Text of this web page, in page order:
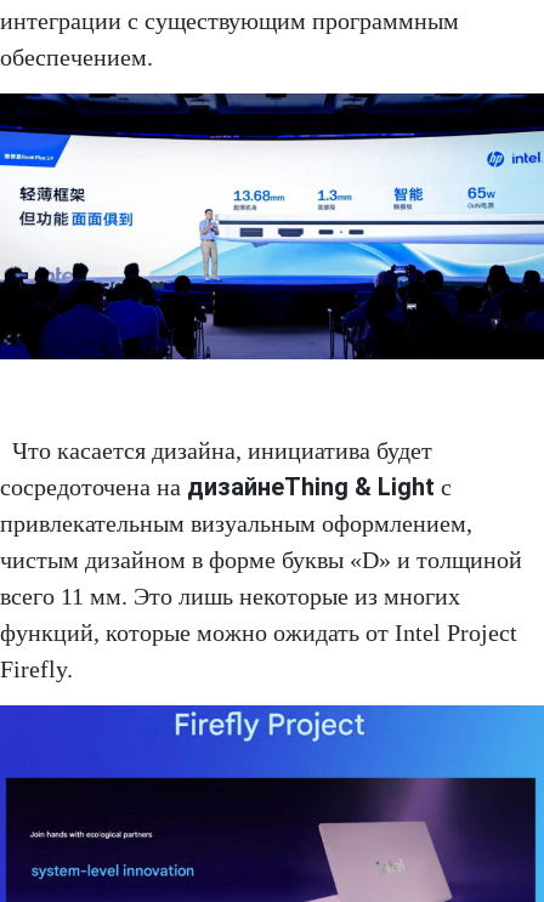
интеграции с существующим программным
обеспечением.
Что касается дизайна, инициатива будет
сосредоточена на дизайнеThing & Light с
привлекательным визуальным оформлением,
чистым дизайном в форме буквы «D» и толщиной
всего 11 мм. Это лишь некоторые из многих
функций, которые можно ожидать от Intel Project
Firefly.